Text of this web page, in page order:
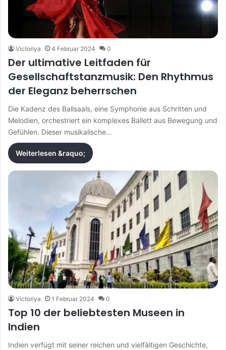
Victoriya 4 Februar 2024 0
Der ultimative Leitfaden für
Gesellschaftstanzmusik: Den Rhythmus
der Eleganz beherrschen
Die Kadenz des Ballsaals, eine Symphonie aus Schritten und
Melodien, orchestriert ein komplexes Ballett aus Bewegung und
Gefühlen. Dieser musikalische…
Weiterlesen &raquo;
Victoriya 1 Februar 2024 0
Top 10 der beliebtesten Museen in
Indien
Indien verfügt mit seiner reichen und vielfältigen Geschichte,